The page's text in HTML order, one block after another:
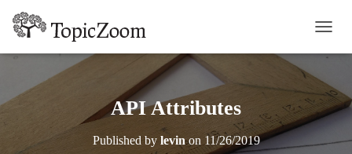
API Attributes
Published by levinon 11/26/2019